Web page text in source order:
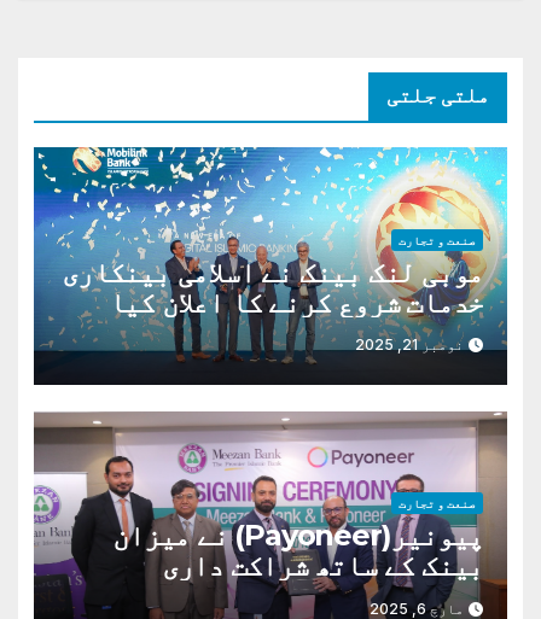
ملتی جلتی
صنعت و تجارت
موبی لنک بینک نے اسلامی بینکاری
خدمات شروع کرنے کا اعلان کیا
ہے،
نومبر 21, 2025
صنعت و تجارت
پیونیر(Payoneer) نے میزان
بینک کے ساتھ شراکت داری
مارچ 6, 2025